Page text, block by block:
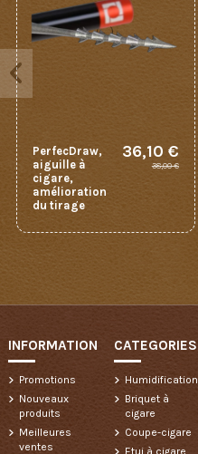
PerfecDraw,
aiguille à
cigare,
amélioration
du tirage
36,10 €
38,00 €
INFORMATION
Promotions
Nouveaux
produits
Meilleures
ventes
CATEGORIES
Humidification
Briquet à
cigare
Coupe-cigare
Etui à cigare